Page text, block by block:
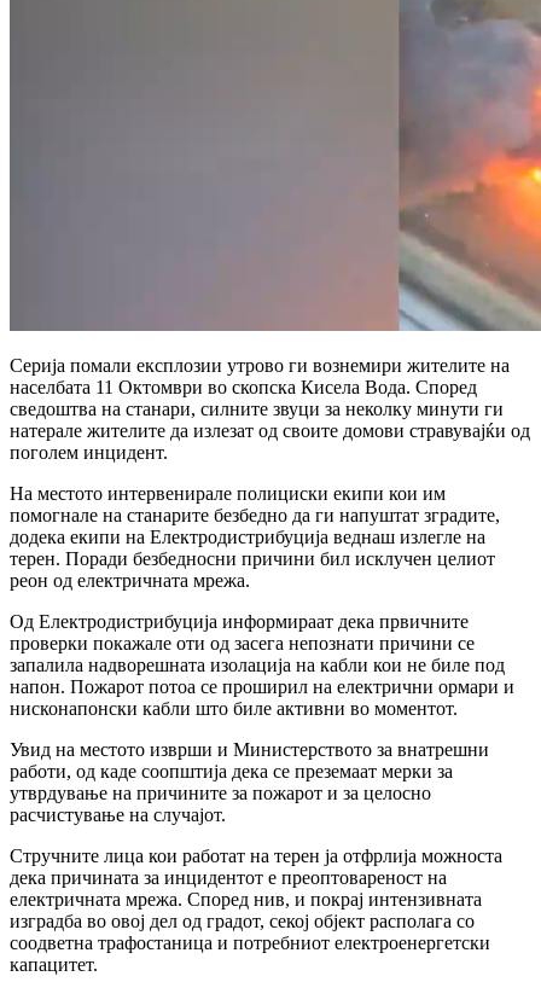
Серија помали експлозии утрово ги вознемири жителите на
населбата 11 Октомври во скопска Кисела Вода. Според
сведоштва на станари, силните звуци за неколку минути ги
натерале жителите да излезат од своите домови стравувајќи од
поголем инцидент.
На местото интервенирале полициски екипи кои им
помогнале на станарите безбедно да ги напуштат зградите,
додека екипи на Електродистрибуција веднаш излегле на
терен. Поради безбедносни причини бил исклучен целиот
реон од електричната мрежа.
Од Електродистрибуција информираат дека првичните
проверки покажале оти од засега непознати причини се
запалила надворешната изолација на кабли кои не биле под
напон. Пожарот потоа се проширил на електрични ормари и
нисконапонски кабли што биле активни во моментот.
Увид на местото изврши и Министерството за внатрешни
работи, од каде соопштија дека се преземаат мерки за
утврдување на причините за пожарот и за целосно
расчистување на случајот.
Стручните лица кои работат на терен ја отфрлија можноста
дека причината за инцидентот е преоптовареност на
електричната мрежа. Според нив, и покрај интензивната
изградба во овој дел од градот, секој објект располага со
соодветна трафостаница и потребниот електроенергетски
капацитет.